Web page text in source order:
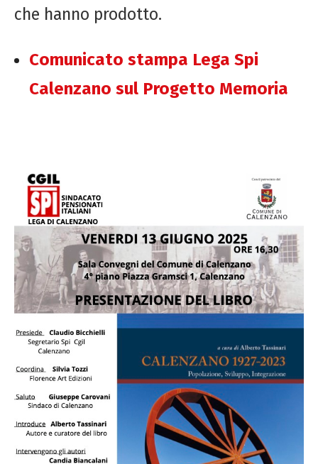
che hanno prodotto.
Comunicato stampa Lega Spi
Calenzano sul Progetto Memoria